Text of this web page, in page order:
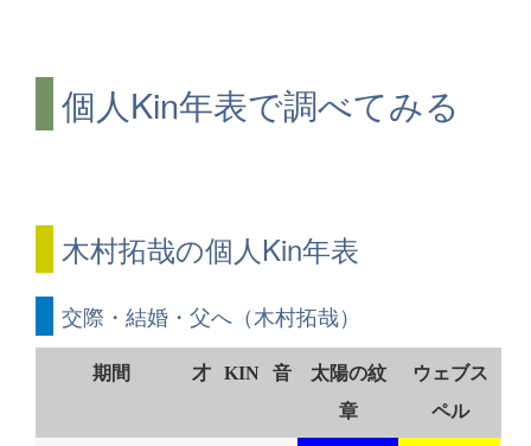
個人Kin年表で調べてみる
木村拓哉の個人Kin年表
交際・結婚・父へ（木村拓哉）
期間 才 KIN 音
太陽の紋
章
ウェブス
ペル